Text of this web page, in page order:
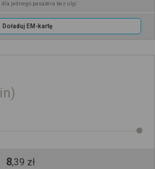
dla jednego pasażera bez ulgi
Doładuj EM-kartę
8,39 zł